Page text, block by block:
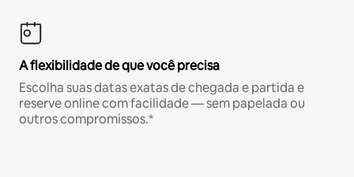
A flexibilidade de que você precisa
Escolha suas datas exatas de chegada e partida e
reserve online com facilidade — sem papelada ou
outros compromissos.*